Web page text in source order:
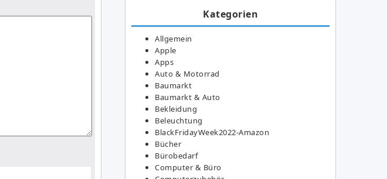
Kategorien
Allgemein
Apple
Apps
Auto & Motorrad
Baumarkt
Baumarkt & Auto
Bekleidung
Beleuchtung
BlackFridayWeek2022-Amazon
Bücher
Bürobedarf
Computer & Büro